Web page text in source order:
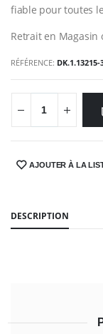
fiable pour toutes
Retrait en Magasin
RÉFÉRENCE: DK.1.13215-
SHARE:AJOUTER À LA
DESCRIPTION